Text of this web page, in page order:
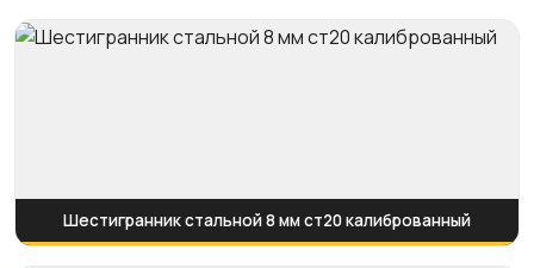
Шестигранник стальной 8 мм ст20 калиброванный